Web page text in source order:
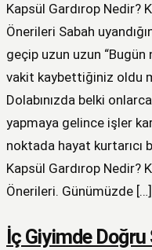
Kapsül Gardırop Nedir?
Önerileri Sabah
geçip uzun uzun
vakit kaybettiğiniz oldu
Dolabınızda belki
yapmaya gelince işler
noktada hayat kurtarıcı
Kapsül Gardırop Nedir?
Önerileri. Günümüzde […]
İç Giyimde Doğru